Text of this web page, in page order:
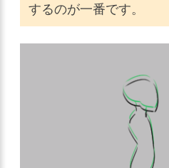
するのが一番です。